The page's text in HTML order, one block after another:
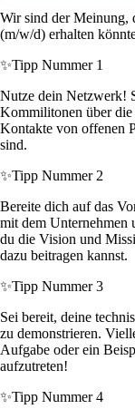
Wir sind der Meinung,
(m/w/d) erhalten
✨Tipp Nummer 1
Nutze dein Netzwerk!
Kommilitonen über die
Kontakte von offenen
sind.
✨Tipp Nummer 2
Bereite dich auf das
mit dem Unternehmen
du die Vision und
dazu beitragen kannst.
✨Tipp Nummer 3
Sei bereit, deine
zu demonstrieren.
Aufgabe oder ein
aufzutreten!
✨Tipp Nummer 4